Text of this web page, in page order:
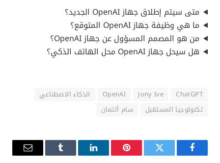
متى سيتم إطلاق جهاز OpenAI الجديد؟
ما هي وظيفة جهاز OpenAI المتوقع؟
من هو المصمم المسؤول عن جهاز OpenAI؟
هل سيحل جهاز OpenAI محل الهاتف الذكي؟
ChatGPT
Jony Ive
OpenAI
الذكاء الاصطناعي
تكنولوجيا المستقبل
سام ألتمان
فيسبوك تويتر بينتيريستلينكدإن Tumblr
البريد